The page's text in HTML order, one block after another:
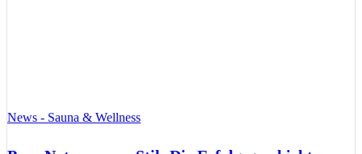
News - Sauna & Wellness